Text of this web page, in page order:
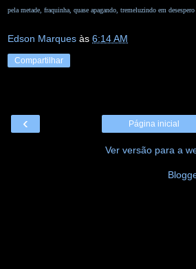
pela metade, fraquinha, quase apagando, tremeluzindo em desespero
Edson Marques às 6:14 AM
Compartilhar
‹ Página inicial
Ver versão para a